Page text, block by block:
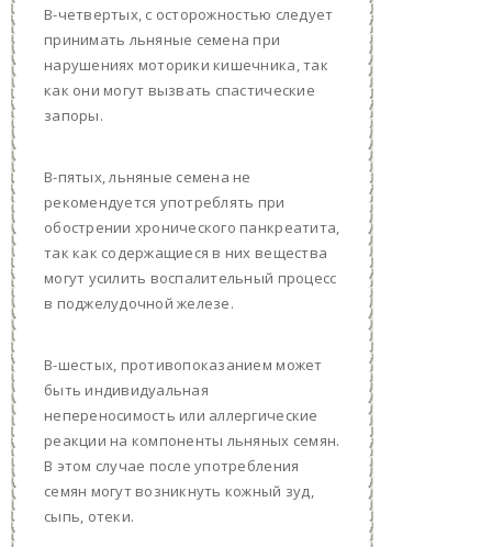
В-четвертых, с осторожностью следует
принимать льняные семена при
нарушениях моторики кишечника, так
как они могут вызвать спастические
запоры.
В-пятых, льняные семена не
рекомендуется употреблять при
обострении хронического панкреатита,
так как содержащиеся в них вещества
могут усилить воспалительный процесс
в поджелудочной железе.
В-шестых, противопоказанием может
быть индивидуальная
непереносимость или аллергические
реакции на компоненты льняных семян.
В этом случае после употребления
семян могут возникнуть кожный зуд,
сыпь, отеки.